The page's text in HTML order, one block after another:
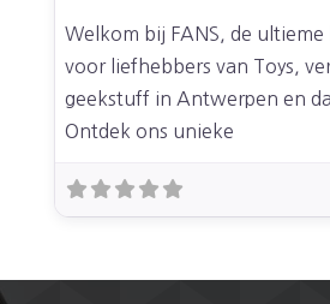
Welkom bij FANS, de ultieme
voor liefhebbers van Toys,
geekstuff in Antwerpen en
Ontdek ons unieke